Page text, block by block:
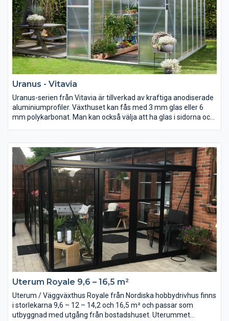
Uranus - Vitavia
Uranus-serien från Vitavia är tillverkad av kraftiga anodiserade
aluminiumprofiler. Växthuset kan fås med 3 mm glas eller 6
mm polykarbonat. Man kan också välja att ha glas i sidorna och
Uranus är designat för hobbyodlaren som vill ha det lilla extra.
Här finns verkligen möjligheten att kombinera växthus och
uterum. Den höga sidohöjden ger fri ståhöjd i hela växthuset
och möjliggör odling av höga plantor eller rikligt med plats vid
odling på hyllor.
Uterum Royale 9,6 – 16,5 m²
Uterum / Väggväxthus Royale från Nordiska hobbydrivhus finns
i storlekarna 9,6 – 12 – 14,2 och 16,5 m² och passar som
utbyggnad med utgång från bostadshuset. Uterummet